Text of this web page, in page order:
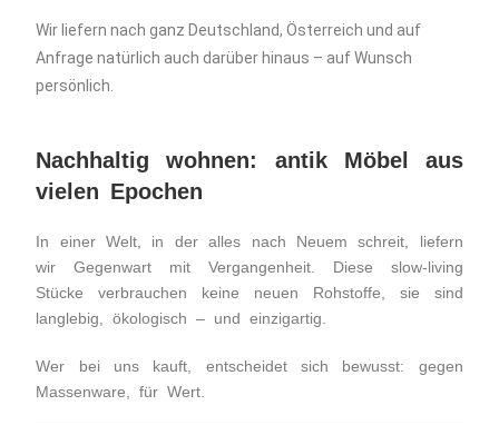
Wir liefern nach ganz Deutschland, Österreich und auf
Anfrage natürlich auch darüber hinaus – auf Wunsch
persönlich.
Nachhaltig wohnen: antik Möbel aus
vielen Epochen
In einer Welt, in der alles nach Neuem schreit, liefern
wir Gegenwart mit Vergangenheit. Diese slow-living
Stücke verbrauchen keine neuen Rohstoffe, sie sind
langlebig, ökologisch – und einzigartig.
Wer bei uns kauft, entscheidet sich bewusst: gegen
Massenware, für Wert.